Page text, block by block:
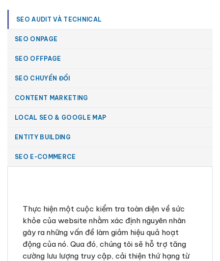
SEO AUDIT VÀ TECHNICAL
SEO ONPAGE
SEO OFFPAGE
SEO CHUYỂN ĐỔI
CONTENT MARKETING
LOCAL SEO & GOOGLE MAP
ENTITY BUILDING
SEO E-COMMERCE
Thực hiện một cuộc kiểm tra toàn diện về sức
khỏe của website nhằm xác định nguyên nhân
gây ra những vấn đề làm giảm hiệu quả hoạt
động của nó. Qua đó, chúng tôi sẽ hỗ trợ tăng
cường lưu lượng truy cập, cải thiện thứ hạng từ